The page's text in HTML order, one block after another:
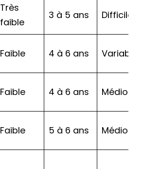
Très
faible
3 à 5 ans Difficile
Faible 4 à 6 ans Variable
Faible 4 à 6 ans Médiocre
Faible 5 à 6 ans Médiocre